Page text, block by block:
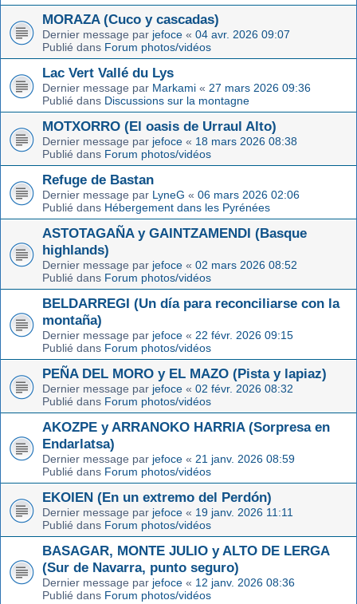
MORAZA (Cuco y cascadas)
Dernier message par jefoce « 04 avr. 2026 09:07
Publié dans Forum photos/vidéos
Lac Vert Vallé du Lys
Dernier message par Markami « 27 mars 2026 09:36
Publié dans Discussions sur la montagne
MOTXORRO (El oasis de Urraul Alto)
Dernier message par jefoce « 18 mars 2026 08:38
Publié dans Forum photos/vidéos
Refuge de Bastan
Dernier message par LyneG « 06 mars 2026 02:06
Publié dans Hébergement dans les Pyrénées
ASTOTAGAÑA y GAINTZAMENDI (Basque
highlands)
Dernier message par jefoce « 02 mars 2026 08:52
Publié dans Forum photos/vidéos
BELDARREGI (Un día para reconciliarse con la
montaña)
Dernier message par jefoce « 22 févr. 2026 09:15
Publié dans Forum photos/vidéos
PEÑA DEL MORO y EL MAZO (Pista y lapiaz)
Dernier message par jefoce « 02 févr. 2026 08:32
Publié dans Forum photos/vidéos
AKOZPE y ARRANOKO HARRIA (Sorpresa en
Endarlatsa)
Dernier message par jefoce « 21 janv. 2026 08:59
Publié dans Forum photos/vidéos
EKOIEN (En un extremo del Perdón)
Dernier message par jefoce « 19 janv. 2026 11:11
Publié dans Forum photos/vidéos
BASAGAR, MONTE JULIO y ALTO DE LERGA
(Sur de Navarra, punto seguro)
Dernier message par jefoce « 12 janv. 2026 08:36
Publié dans Forum photos/vidéos